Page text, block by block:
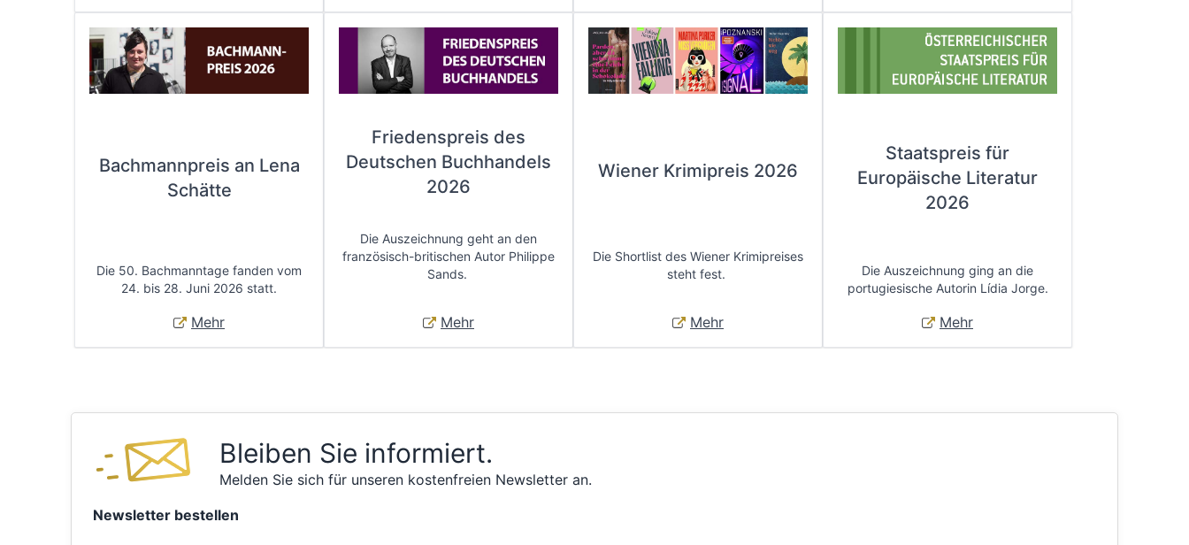
Bachmannpreis an Lena
Schätte
Die 50. Bachmanntage fanden vom
24. bis 28. Juni 2026 statt.
Mehr
Friedenspreis des
Deutschen Buchhandels
2026
Die Auszeichnung geht an den
französisch-britischen Autor Philippe
Sands.
Mehr
Wiener Krimipreis 2026
Die Shortlist des Wiener Krimipreises
steht fest.
Mehr
Staatspreis für
Europäische Literatur
2026
Die Auszeichnung ging an die
portugiesische Autorin Lídia Jorge.
Mehr
Bleiben Sie informiert.
Melden Sie sich für unseren kostenfreien Newsletter an.